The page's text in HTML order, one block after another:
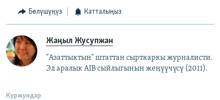
Бөлүшүңүз Катталыңыз
Жаңыл Жусупжан
"Азаттыктын" штаттан сырткаркы журналисти.
Эл аралык AIB сыйлыгынын жеңүүчүсү (2011).
Куржундар